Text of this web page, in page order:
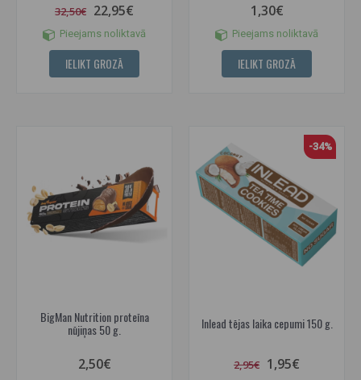
32,50€ 22,95€
Pieejams noliktavā
IELIKT GROZĀ
1,30€
Pieejams noliktavā
IELIKT GROZĀ
BigMan Nutrition proteīna
nūjiņas 50 g.
2,50€
-34%
Inlead tējas laika cepumi 150 g.
2,95€ 1,95€